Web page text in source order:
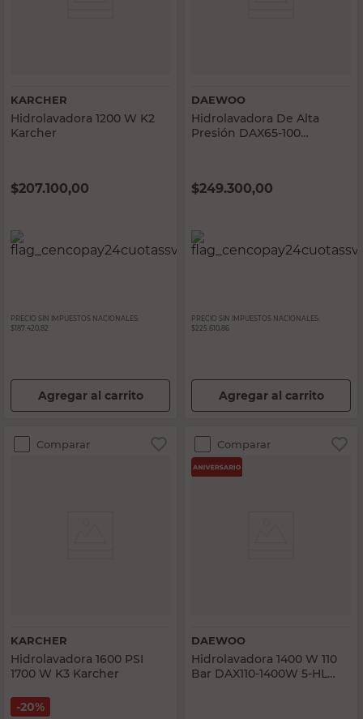
KARCHER
Hidrolavadora 1200 W K2
Karcher
$207.100,00
PRECIO SIN IMPUESTOS NACIONALES:
$187.420,82
Agregar al carrito
DAEWOO
Hidrolavadora De Alta
Presión DAX65-100
$249.300,00
PRECIO SIN IMPUESTOS NACIONALES:
$225.610,86
Agregar al carrito
Comparar
KARCHER
Hidrolavadora 1600 PSI
1700 W K3 Karcher
20%
Comparar
DAEWOO
Hidrolavadora 1400 W 110
Bar DAX110-1400W 5-HL